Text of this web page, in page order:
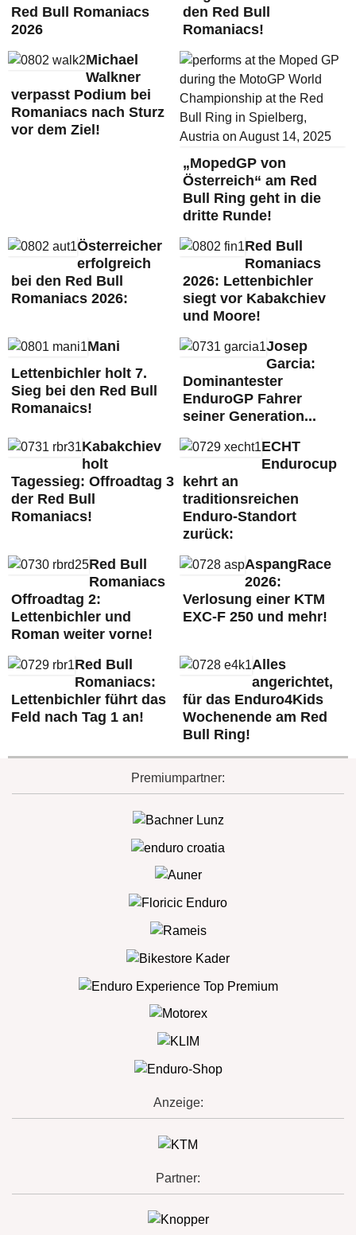
Red Bull Romaniacs
2026
den Red Bull
Romaniacs!
Michael
Walkner
verpasst Podium bei
Romaniacs nach Sturz
vor dem Ziel!
„MopedGP von
Österreich“ am Red
Bull Ring geht in die
dritte Runde!
Österreicher
erfolgreich
bei den Red Bull
Romaniacs 2026:
Red Bull
Romaniacs
2026: Lettenbichler
siegt vor Kabakchiev
und Moore!
Mani
Lettenbichler holt 7.
Sieg bei den Red Bull
Romanaics!
Josep
Garcia:
Dominantester
EnduroGP Fahrer
seiner Generation...
Kabakchiev
holt
Tagessieg: Offroadtag 3
der Red Bull
Romaniacs!
ECHT
Endurocup
kehrt an
traditionsreichen
Enduro-Standort
zurück:
Red Bull
Romaniacs
Offroadtag 2:
Lettenbichler und
Roman weiter vorne!
AspangRace
2026:
Verlosung einer KTM
EXC-F 250 und mehr!
Red Bull
Romaniacs:
Lettenbichler führt das
Feld nach Tag 1 an!
Alles
angerichtet,
für das Enduro4Kids
Wochenende am Red
Bull Ring!
Premiumpartner:
Anzeige:
Partner: